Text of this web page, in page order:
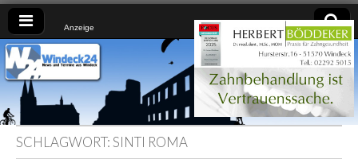
Anzeige
Windeck24
Nachrichten
aus dem
Ländchen
für das
Ländchen
SCHLAGWORT:SINTI ROMA